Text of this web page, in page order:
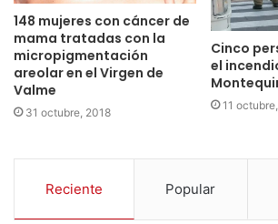
148 mujeres con cáncer de
mama tratadas con la
micropigmentación
areolar en el Virgen de
Valme
31 octubre, 2018
Cinco
el
11
Reciente Popular